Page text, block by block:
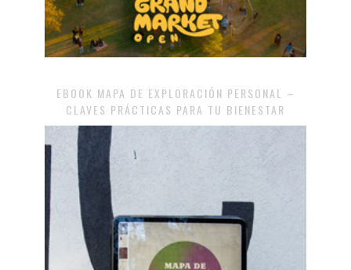
EBOOK MAPA DE EXPLORACIÓN PERSONAL –
CLAVES PRÁCTICAS PARA TU BIENESTAR